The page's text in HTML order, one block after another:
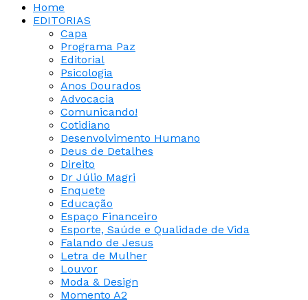
Home
EDITORIAS
Capa
Programa Paz
Editorial
Psicologia
Anos Dourados
Advocacia
Comunicando!
Cotidiano
Desenvolvimento Humano
Deus de Detalhes
Direito
Dr Júlio Magri
Enquete
Educação
Espaço Financeiro
Esporte, Saúde e Qualidade de Vida
Falando de Jesus
Letra de Mulher
Louvor
Moda & Design
Momento A2